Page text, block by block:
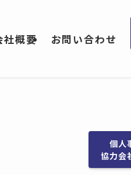
社概要 お問い合わせ
個人
協力会